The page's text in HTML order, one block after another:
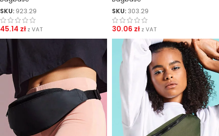
SKU: 923.29
45.14 zł z VAT
SKU: 303.29
30.06 zł z VAT